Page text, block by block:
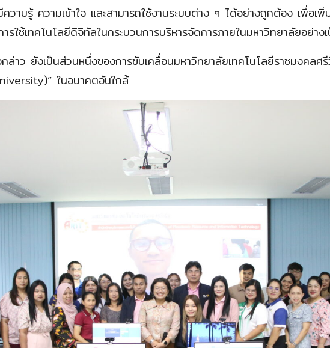
วามรู้ ความเข้าใจ และสามารถใช้งานระบบต่าง ๆ ได้อย่างถูกต้อง เพื่อเ
รใช้เทคโนโลยีดิจิทัลในกระบวนการบริหารจัดการภายในมหาวิทยาลัยอย่าง
ล่าว ยังเป็นส่วนหนึ่งของการขับเคลื่อนมหาวิทยาลัยเทคโนโลยีราชมงคลศ
ในอนาคตอันใกล้